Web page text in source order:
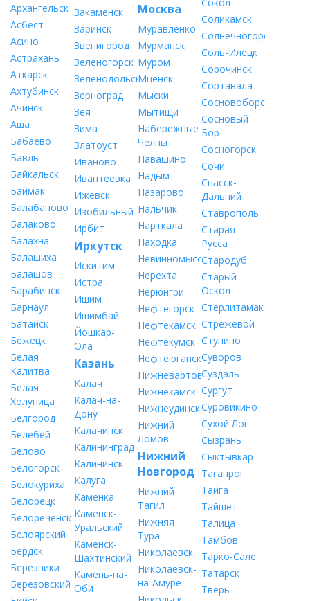
Архангельск
Асбест
Асино
Астрахань
Аткарск
Ахтубинск
Ачинск
Аша
Бабаево
Бавлы
Байкальск
Баймак
Балабаново
Балаково
Балахна
Балашиха
Балашов
Барабинск
Барнаул
Батайск
Бежецк
Белая
Калитва
Белая
Холуница
Белгород
Белебей
Белово
Белогорск
Белокуриха
Белорецк
Белореченск
Белоярский
Бердск
Березники
Березовский
Закаменск
Заринск
Звенигород
Зеленогорск
Зеленодольск
Зерноград
Зея
Зима
Златоуст
Иваново
Ивантеевка
Ижевск
Изобильный
Ирбит
Иркутск
Искитим
Истра
Ишим
Ишимбай
Йошкар-
Ола
Казань
Калач
Калач-на-
Дону
Калачинск
Калининград
Калининск
Калуга
Каменка
Каменск-
Уральский
Каменск-
Шахтинский
Камень-на-
Оби
Москва
Муравленко
Мурманск
Муром
Мценск
Мыски
Мытищи
Набережные
Челны
Навашино
Надым
Назарово
Нальчик
Нарткала
Находка
Невинномысск
Нерехта
Нерюнгри
Нефтегорск
Нефтекамск
Нефтекумск
Нефтеюганск
Нижневартовск
Нижнекамск
Нижнеудинск
Нижний
Ломов
Нижний
Новгород
Нижний
Тагил
Нижняя
Тура
Николаевск
Николаевск-
на-Амуре
Соликамск
Солнечногорск
Соль-Илецк
Сорочинск
Сортавала
Сосновоборск
Сосновый
Бор
Сосногорск
Сочи
Спасск-
Дальний
Ставрополь
Старая
Русса
Стародуб
Старый
Оскол
Стерлитамак
Стрежевой
Ступино
Суворов
Суздаль
Сургут
Суровикино
Сухой Лог
Сызрань
Сыктывкар
Таганрог
Тайга
Тайшет
Талица
Тамбов
Тарко-Сале
Татарск
Тверь